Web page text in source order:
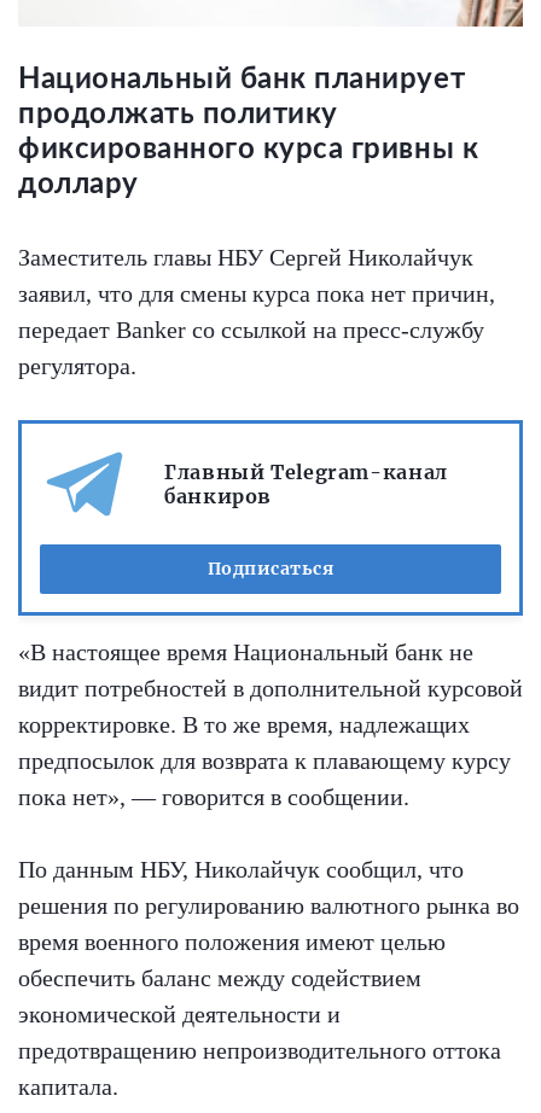
Национальный банк планирует
продолжать политику
фиксированного курса гривны к
доллару
Заместитель главы НБУ Сергей Николайчук
заявил, что для смены курса пока нет причин,
передает Banker со ссылкой на пресс-службу
регулятора.
Главный Telegram-канал
банкиров
Подписаться
«В настоящее время Национальный банк не
видит потребностей в дополнительной курсовой
корректировке. В то же время, надлежащих
предпосылок для возврата к плавающему курсу
пока нет», — говорится в сообщении.
По данным НБУ, Николайчук сообщил, что
решения по регулированию валютного рынка во
время военного положения имеют целью
обеспечить баланс между содействием
экономической деятельности и
предотвращению непроизводительного оттока
капитала.